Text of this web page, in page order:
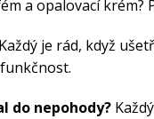
a opalovací krém?
Každý je rád, když
do nepohody?